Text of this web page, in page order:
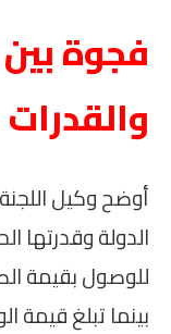
فجوة
والقدرات
أوضح وكيل
الدولة وقدرتها